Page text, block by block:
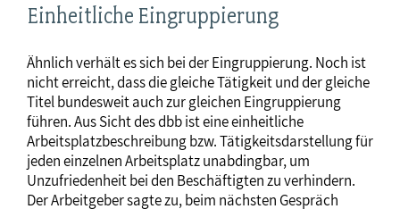
Einheitliche Eingruppierung
Ähnlich verhält es sich bei der Eingruppierung. Noch ist
nicht erreicht, dass die gleiche Tätigkeit und der gleiche
Titel bundesweit auch zur gleichen Eingruppierung
führen. Aus Sicht des dbb ist eine einheitliche
Arbeitsplatzbeschreibung bzw. Tätigkeitsdarstellung für
jeden einzelnen Arbeitsplatz unabdingbar, um
Unzufriedenheit bei den Beschäftigten zu verhindern.
Der Arbeitgeber sagte zu, beim nächsten Gespräch